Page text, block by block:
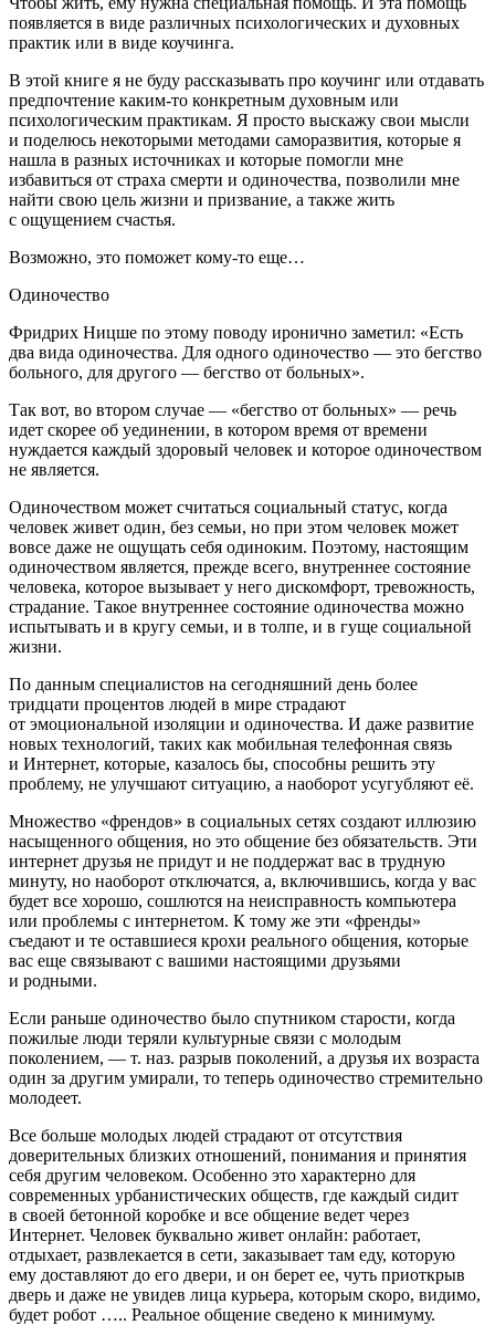
появляется в виде различных психологических и духовных
практик или в виде коучинга.
В этой книге я не буду рассказывать про коучинг или отдавать
предпочтение каким-то конкретным духовным или
психологическим практикам. Я просто выскажу свои мысли
и поделюсь некоторыми методами саморазвития, которые я
нашла в разных источниках и которые помогли мне
избавиться от страха смерти и одиночества, позволили мне
найти свою цель жизни и призвание, а также жить
с ощущением счастья.
Возможно, это поможет кому-то еще…
Одиночество
Фридрих Ницше по этому поводу иронично заметил: «Есть
два вида одиночества. Для одного одиночество — это бегство
больного, для другого — бегство от больных».
Так вот, во втором случае — «бегство от больных» — речь
идет скорее об уединении, в котором время от времени
нуждается каждый здоровый человек и которое одиночеством
не является.
Одиночеством может считаться социальный статус, когда
человек живет один, без семьи, но при этом человек может
вовсе даже не ощущать себя одиноким. Поэтому, настоящим
одиночеством является, прежде всего, внутреннее состояние
человека, которое вызывает у него дискомфорт, тревожность,
страдание. Такое внутреннее состояние одиночества можно
испытывать и в кругу семьи, и в толпе, и в гуще социальной
жизни.
По данным специалистов на сегодняшний день более
тридцати процентов людей в мире страдают
от эмоциональной изоляции и одиночества. И даже развитие
новых технологий, таких как мобильная телефонная связь
и Интернет, которые, казалось бы, способны решить эту
проблему, не улучшают ситуацию, а наоборот усугубляют её.
Множество «френдов» в социальных сетях создают иллюзию
насыщенного общения, но это общение без обязательств. Эти
интернет друзья не придут и не поддержат вас в трудную
минуту, но наоборот отключатся, а, включившись, когда у вас
будет все хорошо, сошлются на неисправность компьютера
или проблемы с интернетом. К тому же эти «френды»
съедают и те оставшиеся крохи реального общения, которые
вас еще связывают с вашими настоящими друзьями
и родными.
Если раньше одиночество было спутником старости, когда
пожилые люди теряли культурные связи с молодым
поколением, — т. наз. разрыв поколений, а друзья их возраста
один за другим умирали, то теперь одиночество стремительно
молодеет.
Все больше молодых людей страдают от отсутствия
доверительных близких отношений, понимания и принятия
себя другим человеком. Особенно это характерно для
современных урбанистических обществ, где каждый сидит
в своей бетонной коробке и все общение ведет через
Интернет. Человек буквально живет онлайн: работает,
отдыхает, развлекается в сети, заказывает там еду, которую
ему доставляют до его двери, и он берет ее, чуть приоткрыв
дверь и даже не увидев лица курьера, которым скоро, видимо,
будет робот ….. Реальное общение сведено к минимуму.